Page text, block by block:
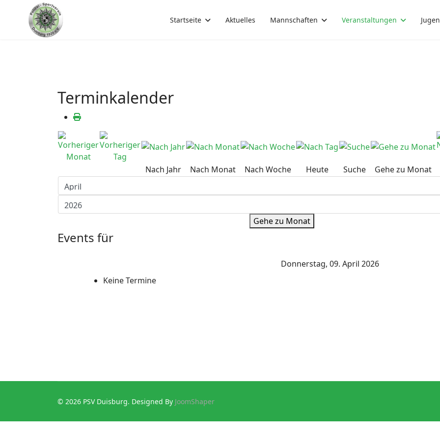
Startseite Aktuelles Mannschaften Veranstaltungen
Terminkalender
Nach Jahr Nach Monat Nach Woche Heute Suche Gehe zu Monat
Gehe zu Monat
Events für
Donnerstag, 09. April 2026
Keine Termine
© 2026 PSV Duisburg. Designed By JoomShaper